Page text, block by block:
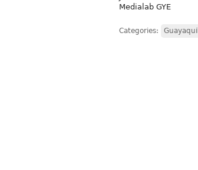
Medialab GYE
Categories: Guayaquil